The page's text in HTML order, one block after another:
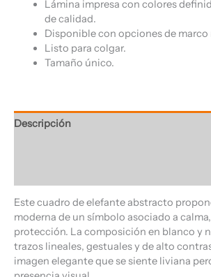
Lámina impresa con colores
de calidad.
Disponible con opciones de
Listo para colgar.
Tamaño único.
Descripción
Este cuadro de elefante abstracto
moderna de un símbolo asociado a
protección. La composición en blanco y
trazos lineales, gestuales y de alto
imagen elegante que se siente liviana